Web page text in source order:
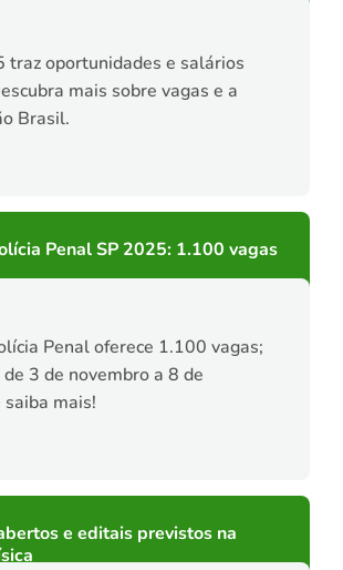
traz oportunidades e salários
mais sobre vagas e a
Brasil.
Penal SP 2025: 1.100 vagas
Penal oferece 1.100 vagas;
3 de novembro a 8 de
mais!
e editais previstos na